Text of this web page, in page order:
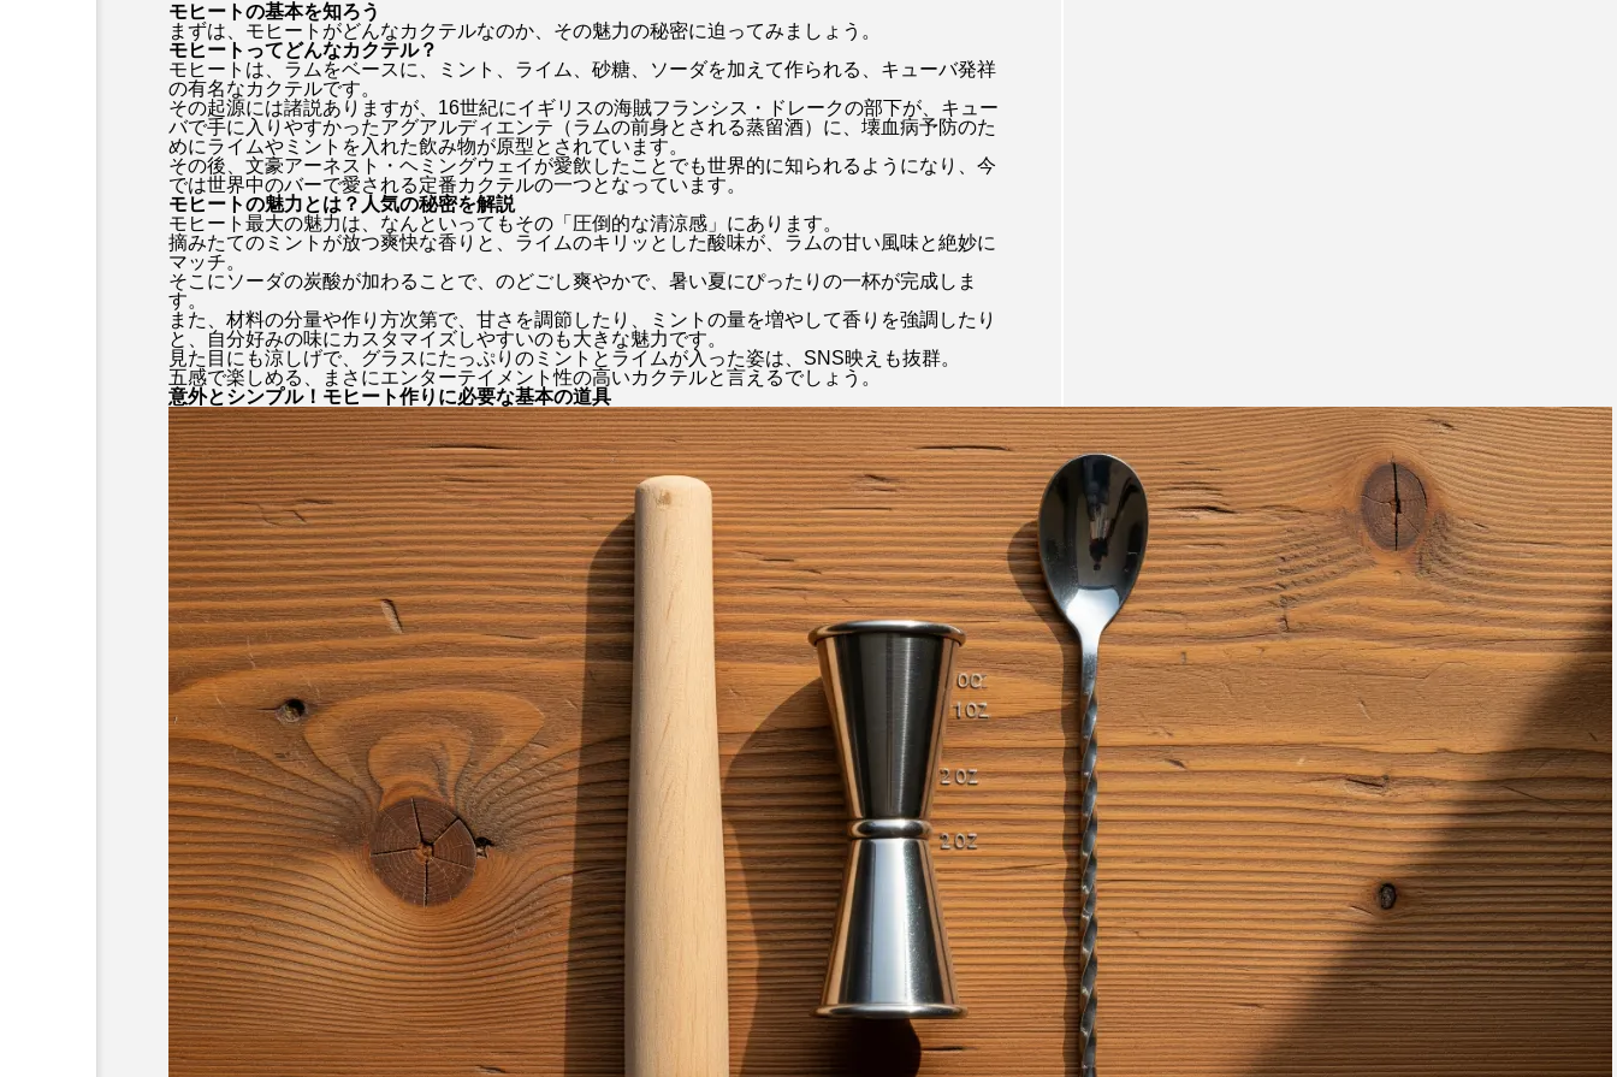
モヒートの基本を知ろう
まずは、モヒートがどんなカクテルなのか、その魅力の秘密に迫ってみましょう。
モヒートってどんなカクテル？
モヒートは、ラムをベースに、ミント、ライム、砂糖、ソーダを加えて作られる、キューバ発祥
の有名なカクテルです。
その起源には諸説ありますが、16世紀にイギリスの海賊フランシス・ドレークの部下が、キュー
バで手に入りやすかったアグアルディエンテ（ラムの前身とされる蒸留酒）に、壊血病予防のた
めにライムやミントを入れた飲み物が原型とされています。
その後、文豪アーネスト・ヘミングウェイが愛飲したことでも世界的に知られるようになり、今
では世界中のバーで愛される定番カクテルの一つとなっています。
モヒートの魅力とは？人気の秘密を解説
モヒート最大の魅力は、なんといってもその「圧倒的な清涼感」にあります。
摘みたてのミントが放つ爽快な香りと、ライムのキリッとした酸味が、ラムの甘い風味と絶妙に
マッチ。
そこにソーダの炭酸が加わることで、のどごし爽やかで、暑い夏にぴったりの一杯が完成しま
す。
また、材料の分量や作り方次第で、甘さを調節したり、ミントの量を増やして香りを強調したり
と、自分好みの味にカスタマイズしやすいのも大きな魅力です。
見た目にも涼しげで、グラスにたっぷりのミントとライムが入った姿は、SNS映えも抜群。
五感で楽しめる、まさにエンターテイメント性の高いカクテルと言えるでしょう。
意外とシンプル！モヒート作りに必要な基本の道具